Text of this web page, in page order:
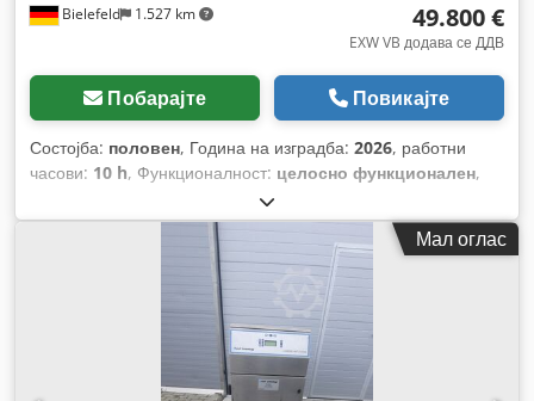
Bielefeld 1.527 km 49.800 €
EXW VB додава се ДДВ
Побарајте Повикајте
Состојба: половен, Година на изградба: 2026, работни
часови: 10 h, Функционалност: целосно функционален,
2026-078
мм, работна височина:100 мм, максимална ширина на
, број на слотови во магазин за алати:2,
Мал оглас